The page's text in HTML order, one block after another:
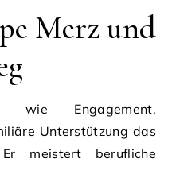
Merz und
Engagement,
Unterstützung das
meistert berufliche